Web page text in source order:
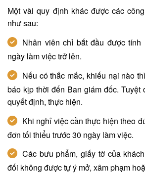
Một vài quy định khác được các
như sau:
Nhân viên chỉ bắt đầu được
ngày làm việc trở lên.
Nếu có thắc mắc, khiếu nại nào
báo kịp thời đến Ban giám đốc.
quyết định, thực hiện.
Khi nghỉ việc cần thực hiện theo
đơn tối thiểu trước 30 ngày làm việc.
Các bưu phẩm, giấy tờ của
đối không được tự ý mở, xâm phạm